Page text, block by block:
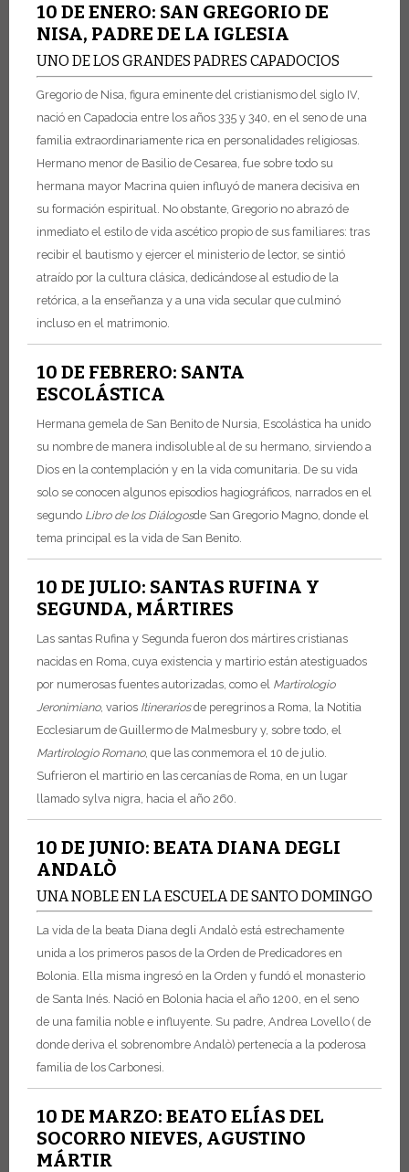
10 DE ENERO: SAN GREGORIO DE
NISA, PADRE DE LA IGLESIA
UNO DE LOS GRANDES PADRES CAPADOCIOS
Gregorio de Nisa, figura eminente del cristianismo del siglo IV,
nació en Capadocia entre los años 335 y 340, en el seno de una
familia extraordinariamente rica en personalidades religiosas.
Hermano menor de Basilio de Cesarea, fue sobre todo su
hermana mayor Macrina quien influyó de manera decisiva en
su formación espiritual. No obstante, Gregorio no abrazó de
inmediato el estilo de vida ascético propio de sus familiares: tras
recibir el bautismo y ejercer el ministerio de lector, se sintió
atraído por la cultura clásica, dedicándose al estudio de la
retórica, a la enseñanza y a una vida secular que culminó
incluso en el matrimonio.
10 DE FEBRERO: SANTA
ESCOLÁSTICA
Hermana gemela de San Benito de Nursia, Escolástica ha unido
su nombre de manera indisoluble al de su hermano, sirviendo a
Dios en la contemplación y en la vida comunitaria. De su vida
solo se conocen algunos episodios hagiográficos, narrados en el
segundo Libro de los Diálogosde San Gregorio Magno, donde el
tema principal es la vida de San Benito.
10 DE JULIO: SANTAS RUFINA Y
SEGUNDA, MÁRTIRES
Las santas Rufina y Segunda fueron dos mártires cristianas
nacidas en Roma, cuya existencia y martirio están atestiguados
por numerosas fuentes autorizadas, como el Martirologio
Jeronimiano, varios Itinerariosde peregrinos a Roma, la Notitia
Ecclesiarum de Guillermo de Malmesbury y, sobre todo, el
Martirologio Romano, que las conmemora el 10 de julio.
Sufrieron el martirio en las cercanías de Roma, en un lugar
llamado sylva nigra, hacia el año 260.
10 DE JUNIO: BEATA DIANA DEGLI
ANDALÒ
UNA NOBLE EN LA ESCUELA DE SANTO DOMINGO
La vida de la beata Diana degli Andalò está estrechamente
unida a los primeros pasos de la Orden de Predicadores en
Bolonia. Ella misma ingresó en la Orden y fundó el monasterio
de Santa Inés. Nació en Bolonia hacia el año 1200, en el seno
de una familia noble e influyente. Su padre, Andrea Lovello ( de
donde deriva el sobrenombre Andalò) pertenecía a la poderosa
familia de los Carbonesi.
10 DE MARZO: BEATO ELÍAS DEL
SOCORRO NIEVES, AGUSTINO
MÁRTIR